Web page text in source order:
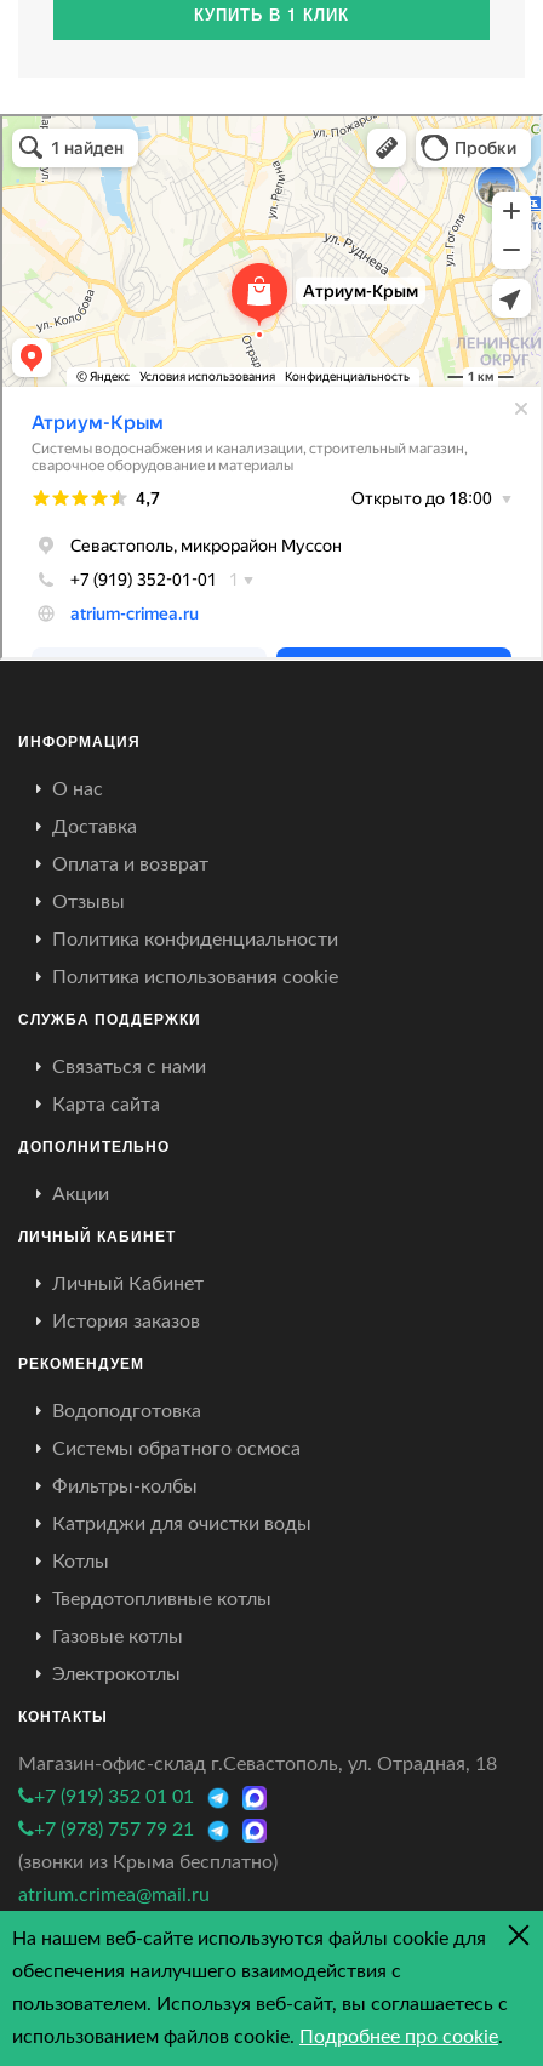
КУПИТЬ В 1 КЛИК
Атриум-Крым
Системы водоснабжения, отопления, канализации в Севастополе
Снабжение строительных объектов в Севастополе
ИНФОРМАЦИЯ
О нас
Доставка
Оплата и возврат
Отзывы
Политика конфиденциальности
Политика использования cookie
СЛУЖБА ПОДДЕРЖКИ
Связаться с нами
Карта сайта
ДОПОЛНИТЕЛЬНО
Акции
ЛИЧНЫЙ КАБИНЕТ
Личный Кабинет
История заказов
РЕКОМЕНДУЕМ
Водоподготовка
Системы обратного осмоса
Фильтры-колбы
Катриджи для очистки воды
Котлы
Твердотопливные котлы
Газовые котлы
Электрокотлы
КОНТАКТЫ
Магазин-офис-склад г.Севастополь, ул. Отрадная, 18
+7 (919) 352 01 01
+7 (978) 757 79 21
(звонки из Крыма бесплатно)
atrium.crimea@mail.ru
4.7/5 - 3 отзыва
На нашем веб-сайте используются файлы cookie для
обеспечения наилучшего взаимодействия с
пользователем. Используя веб-сайт, вы соглашаетесь с
использованием файлов cookie. Подробнее про cookie.